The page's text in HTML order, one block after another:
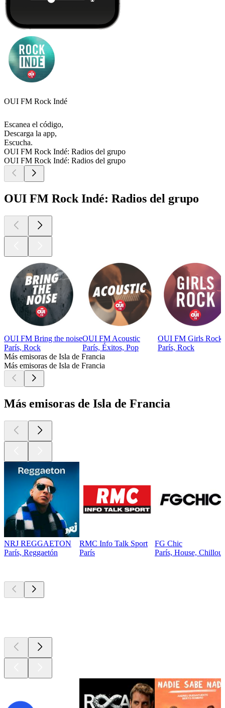
OUI FM Rock Indé
Escanea el código,
Descarga la app,
Escucha.
OUI FM Rock Indé: Radios del grupo
OUI FM Rock Indé: Radios del grupo
OUI FM Rock Indé: Radios del grupo
OUI FM Bring the noise
París, Rock
OUI FM Acoustic
París, Éxitos, Pop
OUI FM Girls Rock
París, Rock
Más emisoras de Isla de Francia
Más emisoras de Isla de Francia
Más emisoras de Isla de Francia
NRJ REGGAETON
París, Reggaetón
RMC Info Talk Sport
París
FG Chic
París, House,